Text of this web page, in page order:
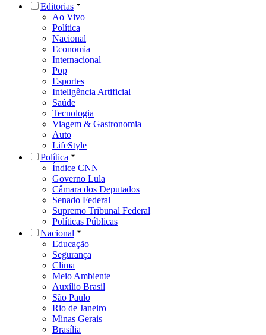
Editorias
Ao Vivo
Política
Nacional
Economia
Internacional
Pop
Esportes
Inteligência Artificial
Saúde
Tecnologia
Viagem & Gastronomia
Auto
LifeStyle
Política
Índice CNN
Governo Lula
Câmara dos Deputados
Senado Federal
Supremo Tribunal Federal
Políticas Públicas
Nacional
Educação
Segurança
Clima
Meio Ambiente
Auxílio Brasil
São Paulo
Rio de Janeiro
Minas Gerais
Brasília